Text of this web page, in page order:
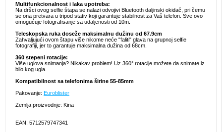
Multifunkcionalnost i laka upotreba:
Na dršci ovog selfie štapa se nalazi odvojivi Bluetooth daljinski okidač, pri čemu
se ona pretvara u tripod stativ koji garantuje stabilnost za Vaš telefon. Sve ovo
omogućuje fotografisanje sa udaljenosti od 10m.
Teleskopska ruka doseže maksimalnu dužinu od 67.9cm
Zahvaljujući ovom štapu više nikome neće "faliti" glava na grupnoj selfie
fotografiji, jer to garantuje maksimalna dužina od 68cm.
360 stepeni rotacije:
Više uglova snimanja? Nikakav problem! Uz 360° rotacije možete da snimate iz
bilo kog ugla.
Kompatibilnost sa telefonima širine 55-85mm
Pakovanje: Euroblister
Zemlja proizvodnje: Kina
EAN: 5712579747341